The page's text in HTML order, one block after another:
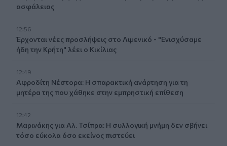
ασφάλειας
12:56
Έρχονται νέες προσλήψεις στο Λιμενικό - "Ενισχύσαμε
ήδη την Κρήτη" λέει ο Κικίλιας
12:49
Αφροδίτη Νέστορα: Η σπαρακτική ανάρτηση για τη
μητέρα της που χάθηκε στην εμπρηστική επίθεση
12:42
Μαρινάκης για Αλ. Τσίπρα: Η συλλογική μνήμη δεν σβήνει
τόσο εύκολα όσο εκείνος πιστεύει